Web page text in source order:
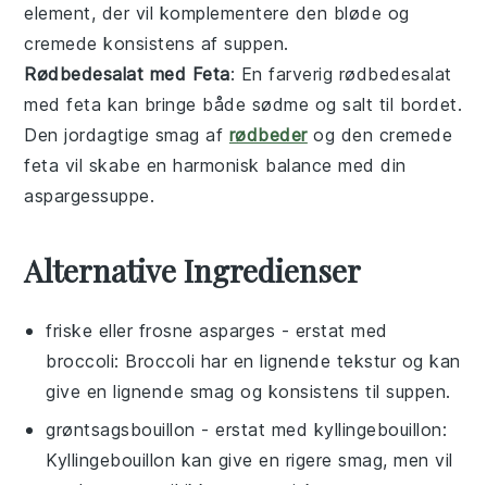
element, der vil komplementere den bløde og
cremede konsistens afsuppen.
Rødbedesalat med Feta: En farverig rødbedesalat
medfeta kan bringe både sødme og salt til bordet.
Den jordagtige smag af rødbederog den cremede
feta vil skabe en harmonisk balance med din
aspargessuppe.
Alternative Ingredienser
friske eller frosne asparges - erstat med
broccoli: Broccoli har en lignende tekstur og kan
give en lignende smag og konsistens til suppen.
grøntsagsbouillon - erstat med kyllingebouillon:
Kyllingebouillon kan give en rigere smag, men vil